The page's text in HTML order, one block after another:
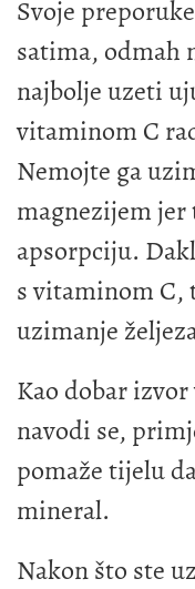
Svoje
satima, odmah
najbolje uzeti
vitaminom C
Nemojte ga
magnezijem
apsorpciju.
s vitaminom C,
uzimanje
Kao dobar
navodi se,
pomaže tijelu
mineral.
Nakon što ste